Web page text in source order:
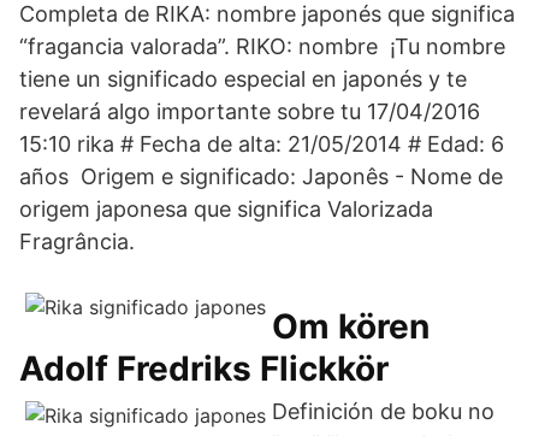
Completa de RIKA: nombre japonés que significa
“fragancia valorada”. RIKO: nombre ¡Tu nombre
tiene un significado especial en japonés y te
revelará algo importante sobre tu 17/04/2016
15:10 rika # Fecha de alta: 21/05/2014 # Edad: 6
años Origem e significado: Japonês - Nome de
origem japonesa que significa Valorizada
Fragrância.
Om kören
Adolf Fredriks Flickkör
Definición de boku no